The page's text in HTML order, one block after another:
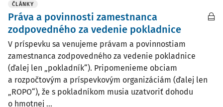
ČLÁNKY
Práva a povinnosti zamestnanca
zodpovedného za vedenie pokladnice
V príspevku sa venujeme právam a povinnostiam
zamestnanca zodpovedného za vedenie pokladnice
(ďalej len „pokladník“). Pripomenieme obciam
a rozpočtovým a príspevkovým organizáciám (ďalej len
„­ROPO“), že s pokladníkom musia uzatvoriť dohodu
o hmotnej ...